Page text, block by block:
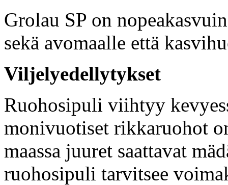
Grolau SP on
sekä avomaalle että
Viljelyedellytykset
Ruohosipuli viihtyy
monivuotiset rikkaruohot
maassa juuret saattavat
ruohosipuli tarvitsee